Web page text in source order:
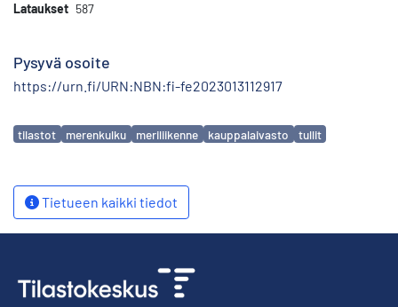
Lataukset 587
Pysyvä osoite
https://urn.fi/URN:NBN:fi-fe2023013112917
Avainsanat
tilastot merenkulku meriliikenne kauppalaivasto tullit
Tietueen kaikki tiedot